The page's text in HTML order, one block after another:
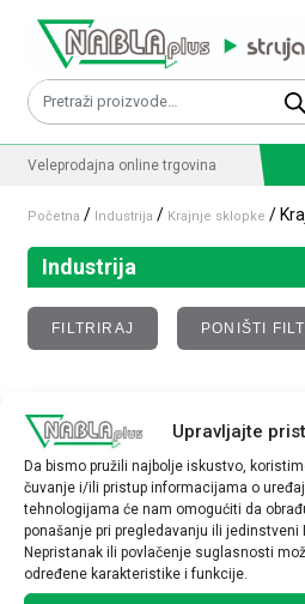
Upravljajte
Da bismo pružili najbolje iskustvo,
čuvanje i/ili pristup informacijama o
tehnologijama će nam omogućiti da
ponašanje pri pregledavanju ili jedinstveni
Nepristanak ili povlačenje suglasnosti
određene karakteristike i funkcije.
Pretraži:
Veleprodajna online trgovina
Početna / Industrija / Krajnje sklopke /
Industrija
FILTRIRAJ PONIŠTI
Krajnje sklopke
Nisu pronađeni proizvodi
odabiru.